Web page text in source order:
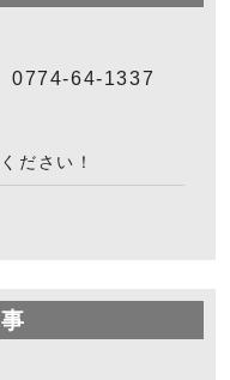
0774-64-1337
ださい！